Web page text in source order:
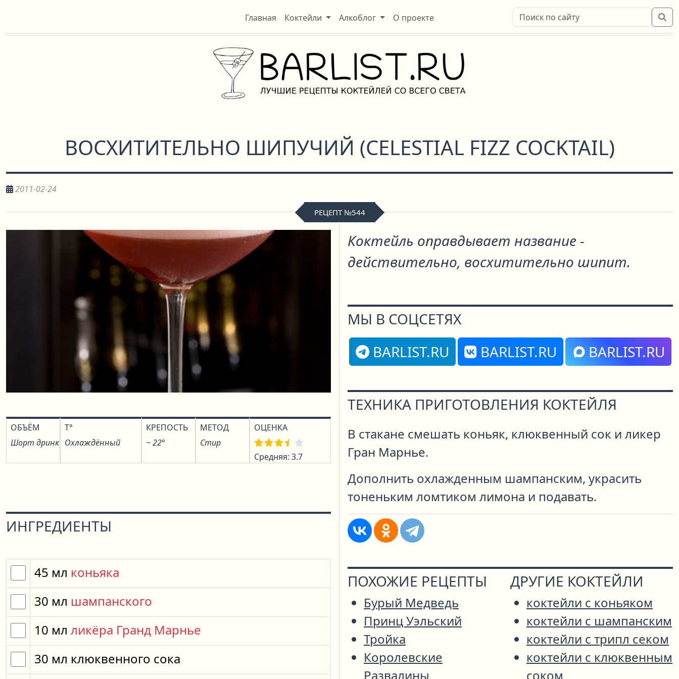
Главная Коктейли Алкоблог О проекте
ВОСХИТИТЕЛЬНО ШИПУЧИЙ (CELESTIAL FIZZ COCKTAIL)
2011-02-24
РЕЦЕПТ №544
ОБЪЁМ
Шорт дринк
T°
Охлаждённый
КРЕПОСТЬ
~ 22°
МЕТОД
Стир
ОЦЕНКА
Средняя: 3.7
ИНГРЕДИЕНТЫ
45 мл коньяка
30 мл шампанского
10 мл ликёра Гранд Марнье
30 мл клюквенного сока
Коктейль оправдывает название -
действительно, восхитительно шипит.
МЫ В СОЦСЕТЯХ
BARLIST.RU
BARLIST.RU BARLIST.RU
ТЕХНИКА ПРИГОТОВЛЕНИЯ КОКТЕЙЛЯ
В стакане смешать коньяк, клюквенный сок и ликер
Гран Марнье.
Дополнить охлажденным шампанским, украсить
тоненьким ломтиком лимона и подавать.
ПОХОЖИЕ РЕЦЕПТЫ
Бурый Медведь
Принц Уэльский
Тройка
Королевские
Развалины
ДРУГИЕ КОКТЕЙЛИ
коктейли с коньяком
коктейли с шампанским
коктейли с трипл секом
коктейли с клюквенным
соком